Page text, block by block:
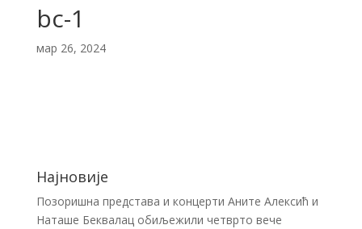
bc-1
мар 26, 2024
Најновије
Позоришна представа и концерти Аните Алексић и
Наташе Беквалац обиљежили четврто вече